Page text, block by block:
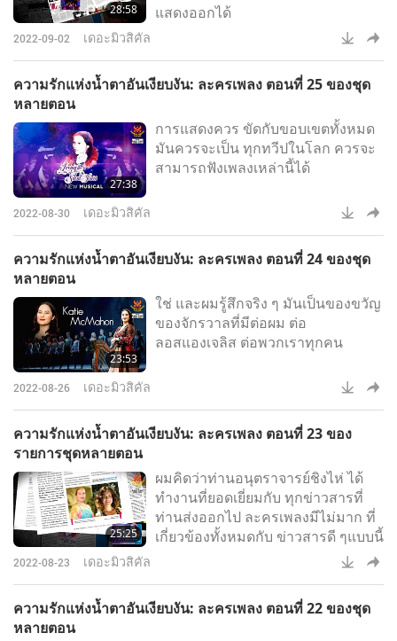
28:58
แสดงออกได้
2022-09-02 เดอะมิวสิคัล
ความรักแห่งน้ำตาอันเงียบงัน: ละครเพลง ตอนที่ 25 ของชุด
หลายตอน
27:38
การแสดงควร ขัดกับขอบเขตทั้งหมด
มันควรจะเป็น ทุกทวีปในโลก ควรจะ
สามารถฟังเพลงเหล่านี้ได้
2022-08-30 เดอะมิวสิคัล
ความรักแห่งน้ำตาอันเงียบงัน: ละครเพลง ตอนที่ 24 ของชุด
หลายตอน
23:53
ใช่ และผมรู้สึกจริง ๆ มันเป็นของขวัญ
ของจักรวาลที่มีต่อผม ต่อ
ลอสแองเจลิส ต่อพวกเราทุกคน
2022-08-26 เดอะมิวสิคัล
ความรักแห่งน้ำตาอันเงียบงัน: ละครเพลง ตอนที่ 23 ของ
รายการชุดหลายตอน
25:25
ผมคิดว่าท่านอนุตราจารย์ชิงไห่ ได้
ทำงานที่ยอดเยี่ยมกับ ทุกข่าวสารที่
ท่านส่งออกไป ละครเพลงมีไม่มาก ที่
เกี่ยวข้องทั้งหมดกับ ข่าวสารดี ๆแบบนี้
2022-08-23 เดอะมิวสิคัล
ความรักแห่งน้ำตาอันเงียบงัน: ละครเพลง ตอนที่ 22 ของชุด
หลายตอน